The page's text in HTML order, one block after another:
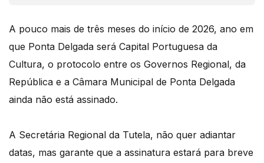
A pouco mais de três meses do início de 2026, ano em
que Ponta Delgada será Capital Portuguesa da
Cultura, o protocolo entre os Governos Regional, da
República e a Câmara Municipal de Ponta Delgada
ainda não está assinado.
A Secretária Regional da Tutela, não quer adiantar
datas, mas garante que a assinatura estará para breve